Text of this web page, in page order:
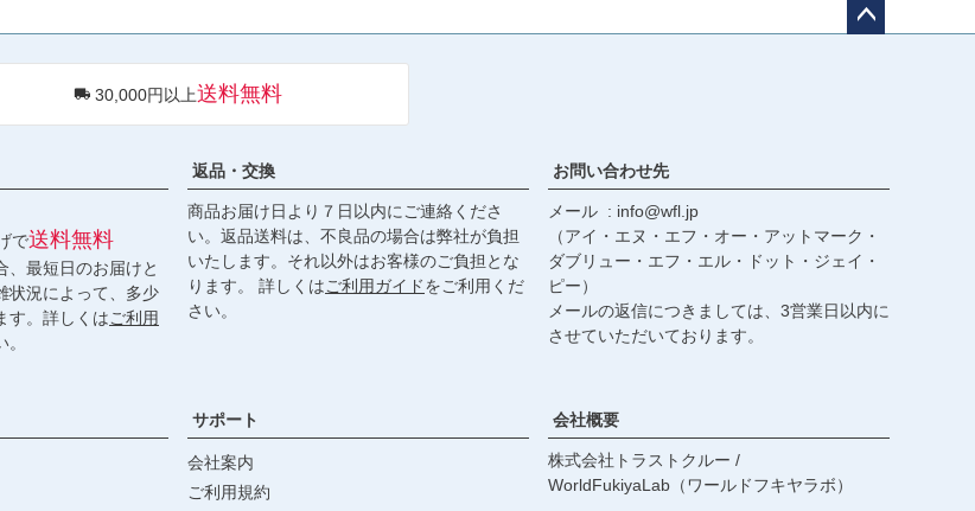
30,000円以上送料無料
で送料無料
、最短日のお届けと
状況によって、多少
す。詳しくはご利用
返品・交換
商品お届け日より７日以内にご連絡くださ
い。返品送料は、不良品の場合は弊社が負担
いたします。それ以外はお客様のご負担とな
ります。 詳しくはご利用ガイドをご利用くだ
さい。
お問い合わせ先
メール
info@wfl.jp
（アイ・エヌ・エフ・オー・アットマーク・
ダブリュー・エフ・エル・ドット・ジェイ・
ピー）
メールの返信につきましては、3営業日以内に
させていただいております。
サポート
会社案内
ご利用規約
会社概要
株式会社トラストクルー /
WorldFukiyaLab（ワールドフキヤラボ）